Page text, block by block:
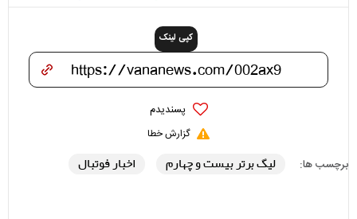
کپی لینک
پسندیدم
گزارش خطا
برچسب ها: لیگ برتر بیست و چهارم اخبار فوتبال